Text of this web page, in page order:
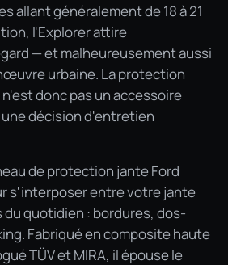
allant généralement de 18 à 21
l'Explorer attire
— et malheureusement aussi
urbaine. La protection
donc pas un accessoire
décision d'entretien
de protection jante Ford
s'interposer entre votre jante
quotidien : bordures, dos-
Fabriqué en composite haute
TÜV et MIRA, il épouse le